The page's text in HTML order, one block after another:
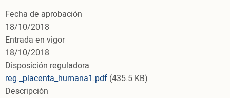
Fecha de aprobación
18/10/2018
Entrada en vigor
18/10/2018
Disposición reguladora
reg._placenta_humana1.pdf (435.5 KB)
Descripción